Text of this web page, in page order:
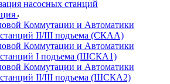
насосных станций
Коммутации и Автоматики
II/III подъема (СКАА)
Коммутации и Автоматики
станций I подъема (ШСКА1)
Коммутации и Автоматики
станций II/III подъема (ШСКА2)